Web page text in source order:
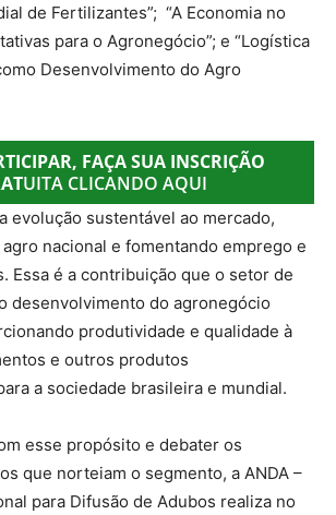
de Fertilizantes”; “A Economia no
para o Agronegócio”; e “Logística
Desenvolvimento do Agro
FAÇA SUA INSCRIÇÃO
UITA CLICANDO AQUI
evolução sustentável ao mercado,
nacional e fomentando emprego e
Essa é a contribuição que o setor de
desenvolvimento do agronegócio
produtividade e qualidade à
e outros produtos
a sociedade brasileira e mundial.
esse propósito e debater os
que norteiam o segmento, a ANDA –
para Difusão de Adubos realiza no